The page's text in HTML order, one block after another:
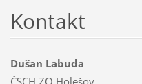
Kontakt
Dušan Labuda
ČSCH ZO Holešov